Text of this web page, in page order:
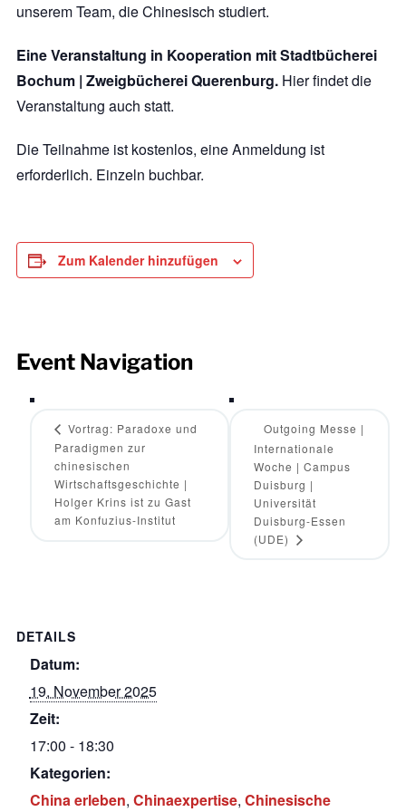
unserem Team, die Chinesisch studiert.
Eine Veranstaltung in Kooperation mit Stadtbücherei
Bochum | Zweigbücherei Querenburg.Hier findet die
Veranstaltung auch statt.
Die Teilnahme ist kostenlos, eine Anmeldung ist
erforderlich. Einzeln buchbar.
Zum Kalender hinzufügen
DETAILS
Datum:
19. November 2025
Zeit:
17:00 - 18:30
Kategorien:
China erleben, Chinaexpertise, Chinesische
Event Navigation
Vortrag: Paradoxe und
Paradigmen zur
chinesischen
Wirtschaftsgeschichte |
Holger Krins ist zu Gast
am Konfuzius-Institut
Outgoing Messe |
Internationale
Woche | Campus
Duisburg |
Universität
Duisburg-Essen
(UDE)